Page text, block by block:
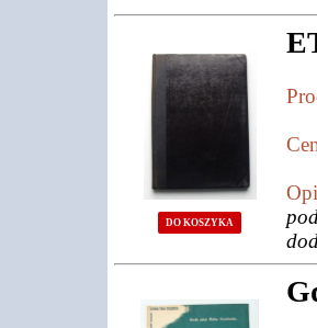
DO KOSZYKA